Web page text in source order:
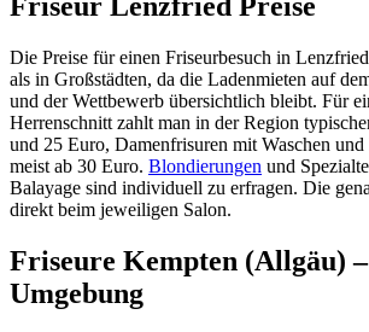
Die Preise für einen Friseurbesuch in
als in Großstädten, da die Ladenmieten auf
und der Wettbewerb übersichtlich bleibt. Für
Herrenschnitt zahlt man in der Region
und 25 Euro, Damenfrisuren mit Waschen und
meist ab 30 Euro. Blondierungen und
Balayage sind individuell zu erfragen. Die
direkt beim jeweiligen Salon.
Friseure Kempten (Allgäu)
Umgebung